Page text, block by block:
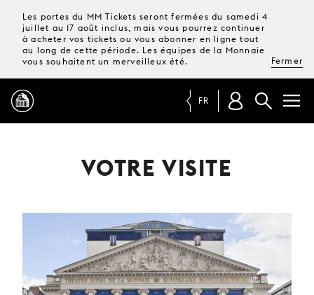
Les portes du MM Tickets seront fermées du samedi 4
juillet au 17 août inclus, mais vous pourrez continuer
à acheter vos tickets ou vous abonner en ligne tout
au long de cette période. Les équipes de la Monnaie
vous souhaitent un merveilleux été.
Fermer
TICKETS &
ABONNEMENTS
VOTRE
VISITE
FR
VOTRE VISITE